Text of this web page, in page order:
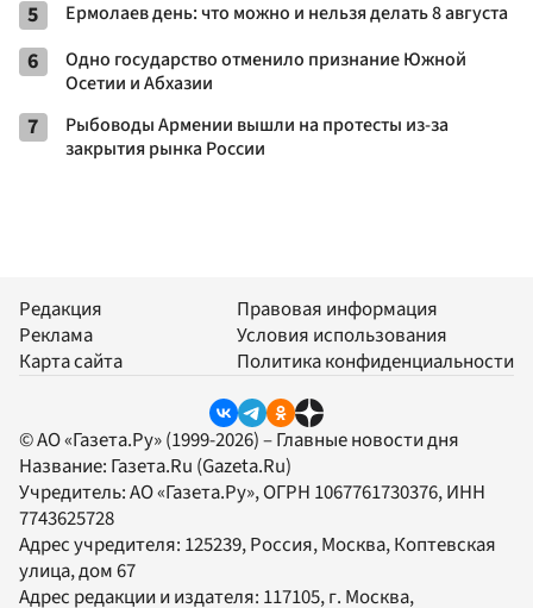
5 Ермолаев день: что можно и нельзя делать 8 августа
6
Одно государство отменило признание Южной
Осетии и Абхазии
7
Рыбоводы Армении вышли на протесты из-за
закрытия рынка России
Редакция
Реклама
Карта сайта
Правовая информация
Условия использования
Политика конфиденциальности
© АО «Газета.Ру» (1999-2026) – Главные новости дня
Название: Газета.Ru (Gazeta.Ru)
Учредитель:АО «Газета.Ру», ОГРН 1067761730376, ИНН
7743625728
Адрес учредителя: 125239, Россия, Москва, Коптевская
улица, дом 67
Адрес редакции и издателя: 117105, г. Москва,